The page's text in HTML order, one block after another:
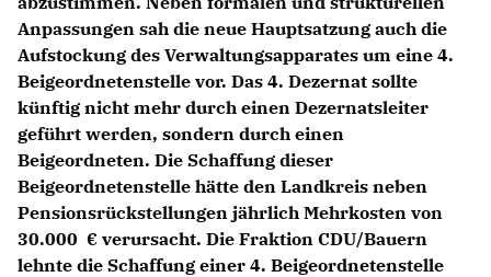
Anpassungen sah die neue Hauptsatzung auch die
Aufstockung des Verwaltungsapparates um eine 4.
Beigeordnetenstelle vor. Das 4. Dezernat sollte
künftig nicht mehr durch einen Dezernatsleiter
geführt werden, sondern durch einen
Beigeordneten. Die Schaffung dieser
Beigeordnetenstelle hätte den Landkreis neben
Pensionsrückstellungen jährlich Mehrkosten von
30.000 € verursacht. Die Fraktion CDU/Bauern
lehnte die Schaffung einer 4. Beigeordnetenstelle